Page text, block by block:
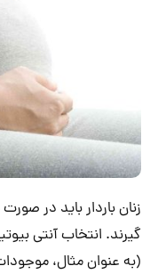
زنان باردار باید در
گیرند. انتخاب آنتی
(به عنوان مثال،